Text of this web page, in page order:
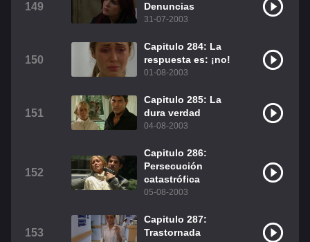
149
Denuncias
31-07-2003
150
Capitulo 284: La
respuesta es: ¡no!
01-08-2003
151
Capitulo 285: La
dura verdad
04-08-2003
152
Capitulo 286:
Persecución
catastrófica
05-08-2003
153
Capitulo 287:
Trastornada